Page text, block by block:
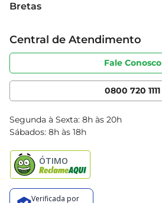
Grupo Cencosud
Sobre privacidade
Portal do fornecedor
Cencosud Media
Bretas
Produtos Bretas
Código de ética
Serviços
Clube Bretas
Blog Bretas
Black Friday
Central de Atendimento
Fale Conosco
0800 720 1111
Segunda à Sexta: 8h às 20h
Sábados: 8h às 18h